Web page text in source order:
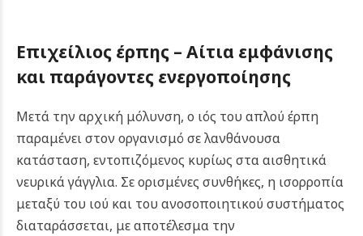
Επιχείλιος έρπης – Αίτια εμφάνισης
και παράγοντες ενεργοποίησης
Μετά την αρχική μόλυνση, ο ιός του απλού έρπη
παραμένει στον οργανισμό σε λανθάνουσα
κατάσταση, εντοπιζόμενος κυρίως στα αισθητικά
νευρικά γάγγλια. Σε ορισμένες συνθήκες, η ισορροπία
μεταξύ του ιού και του ανοσοποιητικού συστήματος
διαταράσσεται, με αποτέλεσμα την